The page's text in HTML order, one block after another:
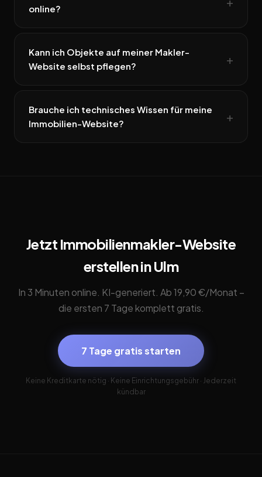
online?
Kann ich Objekte auf meiner Makler-
Website selbst pflegen?
Brauche ich technisches Wissen für meine
Immobilien-Website?
Jetzt Immobilienmakler-Website
erstellen in Ulm
In 3 Minuten online. KI-generiert. Ab 19,90 €/Monat –
die ersten 7 Tage komplett gratis.
7 Tage gratis starten
Keine Kreditkarte nötig · Keine Einrichtungsgebühr · Jederzeit
kündbar